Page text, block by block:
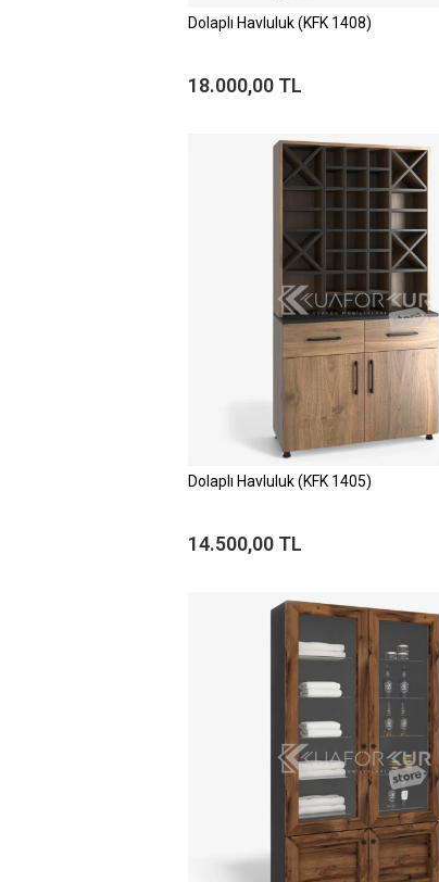
Dolaplı Havluluk (KFK 1408)
18.000,00 TL
Dolaplı Havluluk (KFK 1405)
14.500,00 TL